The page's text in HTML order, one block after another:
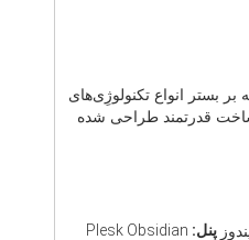
بستر انواع تکنولوژِی‌های
قدرتمند طراحی شده
پنل: